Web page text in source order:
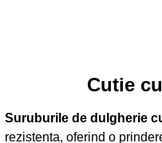
Cutie
Suruburile de dulgherie
rezistenta, oferind o